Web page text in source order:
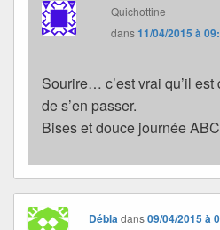
Quichottine
dans11/04/2015 à
Sourire… c’est vrai qu’il
de s’en passer.
Bises et douce journée
Débladans09/04/2015 à